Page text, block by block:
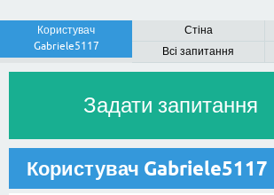
Користувач
Gabriele5117
Стіна
Всі запитання
Задати запитання
Користувач Gabriele5117